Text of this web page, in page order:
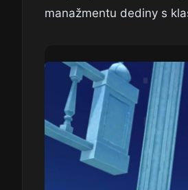
manažmentu dediny s